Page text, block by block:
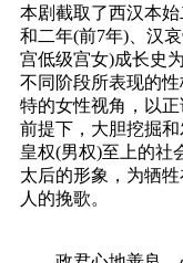
本剧截取了西汉本
和二年(前7年)、汉
宫低级宫女)成长史
不同阶段所表现的
特的女性视角，以
前提下，大胆挖掘
皇权(男权)至上的社
太后的形象，为牺
人的挽歌。